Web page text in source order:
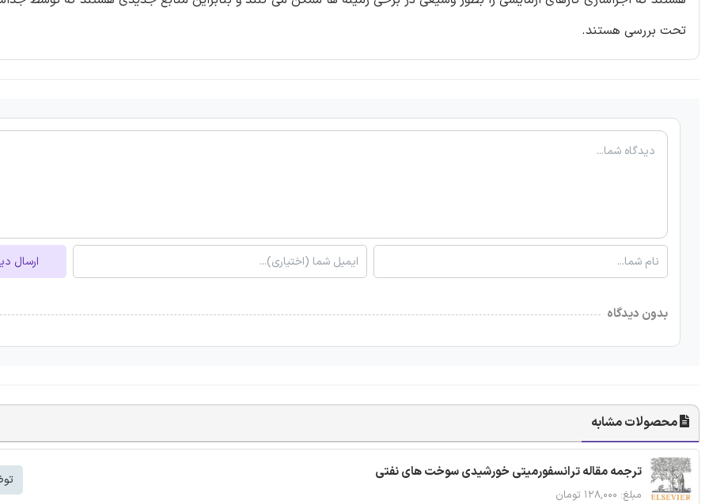
تحت بررسی هستند.
ارسال
بدون دیدگاه
محصولات مشابه
ترجمه مقاله ترانسفورمیتی خورشیدی سوخت های نفتی
مبلغ: ۱۲۸,۰۰۰ تومان